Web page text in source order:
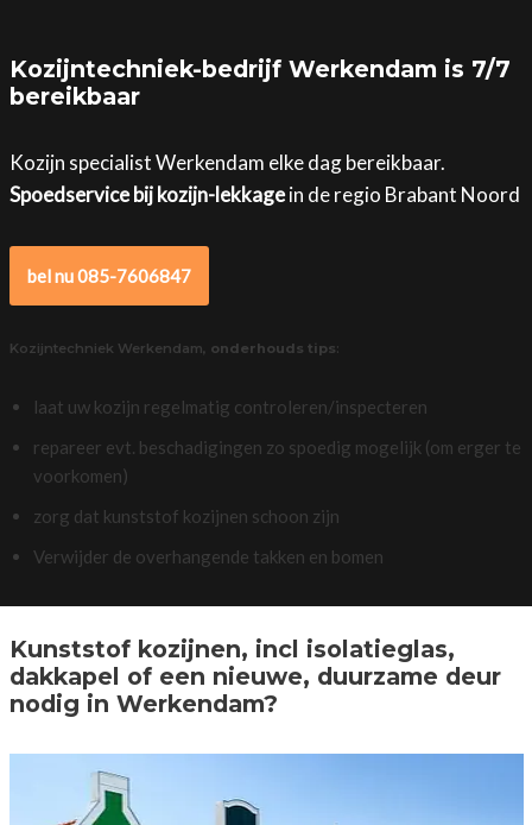
Kozijntechniek-bedrijf Werkendam is 7/7
bereikbaar
Kozijn specialist Werkendam elke dag bereikbaar.
Spoedservice bij kozijn-lekkagein de regio Brabant Noord
bel nu 085-7606847
Kozijntechniek Werkendam, onderhouds tips:
laat uw kozijn regelmatig controleren/inspecteren
repareer evt. beschadigingen zo spoedig mogelijk (om erger te
voorkomen)
zorg dat kunststof kozijnen schoon zijn
Verwijder de overhangende takken en bomen
Kunststof kozijnen, incl isolatieglas,
dakkapel of een nieuwe, duurzame deur
nodig in Werkendam?